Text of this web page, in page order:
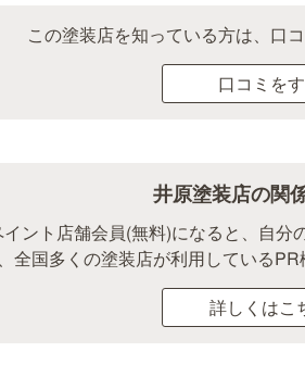
この塗装店を知っている方は、口
口コミを
井原塗装店の関
イント店舗会員(無料)になると、自分
全国多くの塗装店が利用しているPR
詳しくはこ